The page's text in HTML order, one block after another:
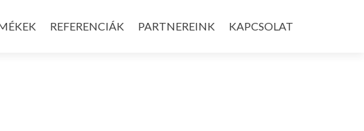
REFERENCIÁK PARTNEREINK KAPCSOLAT